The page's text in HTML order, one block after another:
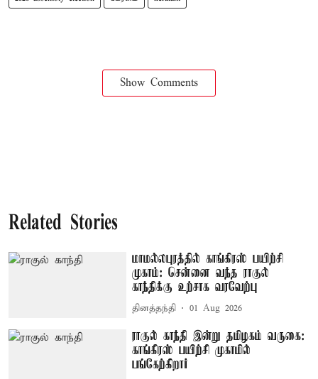
Show Comments
Related Stories
மாமல்லபுரத்தில் காங்கிரஸ் பயிற்சி
முகாம்: சென்னை வந்த ராகுல்
காந்திக்கு உற்சாக வரவேற்பு
தினத்தந்தி 01 Aug 2026
ராகுல் காந்தி இன்று தமிழகம் வருகை:
காங்கிரஸ் பயிற்சி முகாமில்
பங்கேற்கிறார்